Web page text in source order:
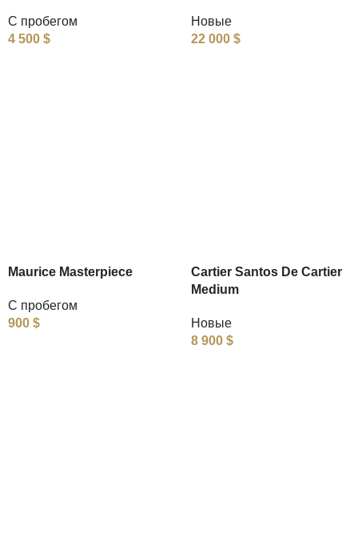
С пробегом
4 500 $
Новые
22 000 $
Maurice Masterpiece
С пробегом
900 $
Cartier Santos De Cartier
Medium
Новые
8 900 $